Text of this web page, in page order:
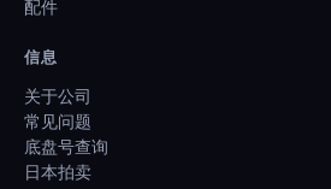
配件
信息
关于公司
常见问题
底盘号查询
日本拍卖